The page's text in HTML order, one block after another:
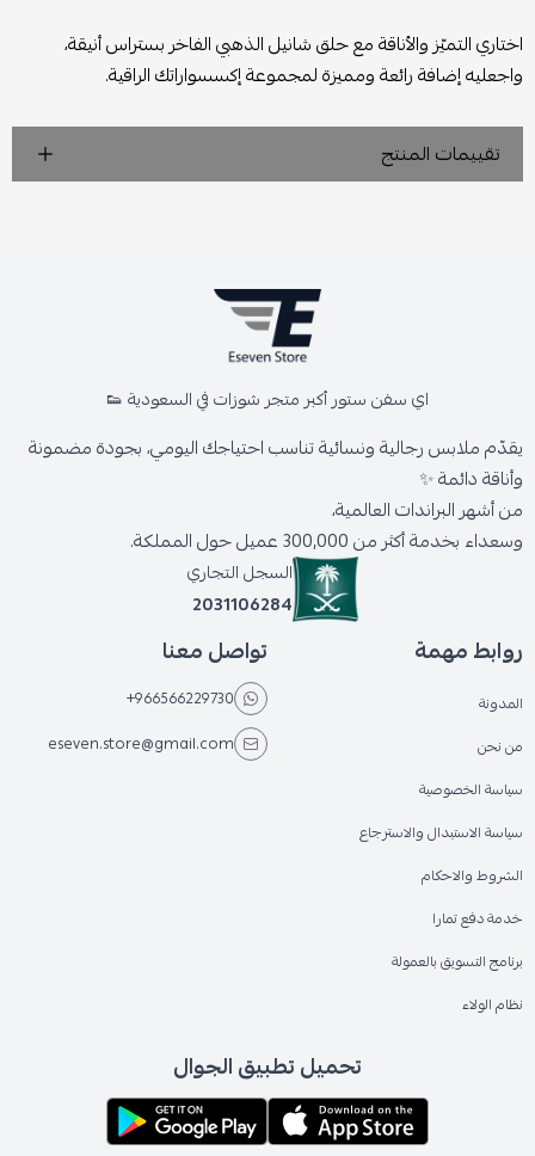
اختاري التميّز والأناقة مع حلق شانيل الذهبي الفاخر بستراس أنيقة،
واجعليه إضافة رائعة ومميزة لمجموعة إكسسواراتك الراقية.
تقييمات المنتج
اي سفن ستور أكبر متجر شوزات في السعودية 👟
يقدّم ملابس رجالية ونسائية تناسب احتياجك اليومي، بجودة مضمونة
وأناقة دائمة ✨
من أشهر البراندات العالمية،
وسعداء بخدمة أكثر من 300,000 عميل حول المملكة.
السجل التجاري
2031106284
روابط مهمة
المدونة
من نحن
سياسة الخصوصية
سياسة الاستبدال والاسترجاع
الشروط والاحكام
خدمة دفع تمارا
برنامج التسويق بالعمولة
نظام الولاء
تواصل معنا
+966566229730
eseven.store@gmail.com
تحميل تطبيق الجوال